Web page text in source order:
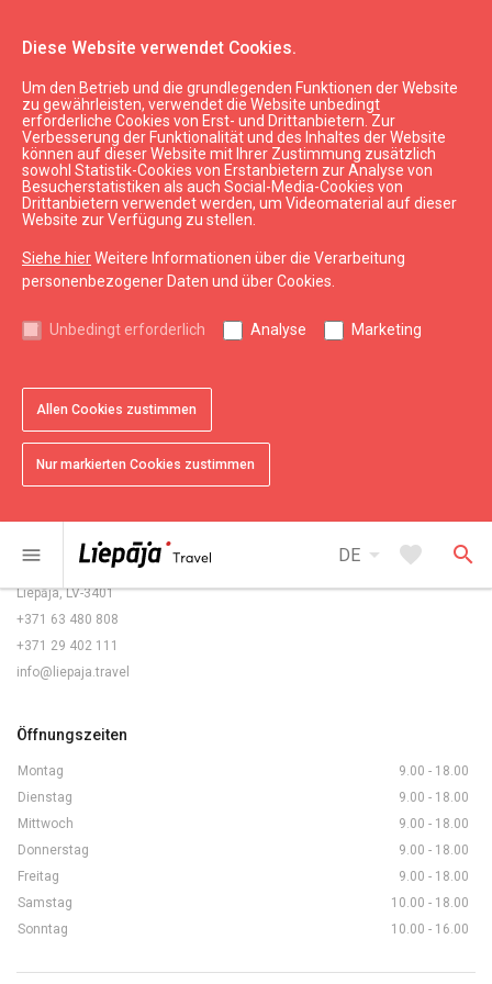
Diese Website verwendet Cookies.
Um den Betrieb und die grundlegenden Funktionen der Website
zu gewährleisten, verwendet die Website unbedingt
erforderliche Cookies von Erst- und Drittanbietern. Zur
Verbesserung der Funktionalität und des Inhaltes der Website
können auf dieser Website mit Ihrer Zustimmung zusätzlich
sowohl Statistik-Cookies von Erstanbietern zur Analyse von
Besucherstatistiken als auch Social-Media-Cookies von
Drittanbietern verwendet werden, um Videomaterial auf dieser
Website zur Verfügung zu stellen.
Siehe hierWeitere Informationen über die Verarbeitung
personenbezogener Daten und über Cookies.
Unbedingt erforderlich Analyse Marketing
Allen Cookies zustimmen
Nur markierten Cookies zustimmen
menu DE arrow_drop_down favorite search
Aktuell Neu
Nach oben
Kurzeme Tourismus
Karten und Broschüren
Tourismusstatistik
Sitemap
Rožu laukums 5/6,
Liepāja, LV-3401
+371 63 480 808
+371 29 402 111
info@liepaja.travel
Öffnungszeiten
Montag
9.00 - 18.00
Dienstag
9.00 - 18.00
Mittwoch
9.00 - 18.00
Donnerstag
9.00 - 18.00
Freitag
9.00 - 18.00
Samstag
10.00 - 18.00
Sonntag
10.00 - 16.00